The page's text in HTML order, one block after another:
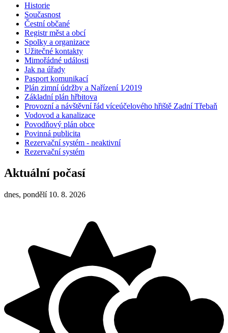
Historie
Současnost
Čestní občané
Registr měst a obcí
Spolky a organizace
Užitečné kontakty
Mimořádné události
Jak na úřady
Pasport komunikací
Plán zimní údržby a Nařízení 1⁄2019
Základní plán hřbitova
Provozní a návštěvní řád víceúčelového hřiště Zadní Třebaň
Vodovod a kanalizace
Povodňový plán obce
Povinná publicita
Rezervační systém - neaktivní
Rezervační systém
Aktuální počasí
dnes, pondělí 10. 8. 2026